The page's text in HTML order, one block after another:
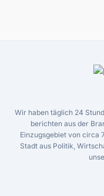
Wir haben täglich 24
berichten aus der
Einzugsgebiet von circa
Stadt aus Politik,